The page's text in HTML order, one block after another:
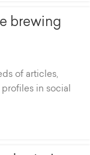
brewing
of articles,
in social